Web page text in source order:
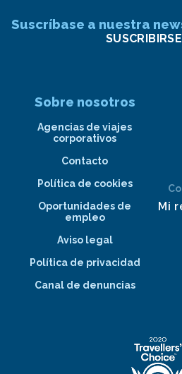
Suscríbase a nuestra
SUSCRIBIRSE
Sobre nosotros
Agencias de viajes
corporativos
Contacto
Política de cookies
Oportunidades de
empleo
Aviso legal
Política de privacidad
Canal de denuncias
Mi